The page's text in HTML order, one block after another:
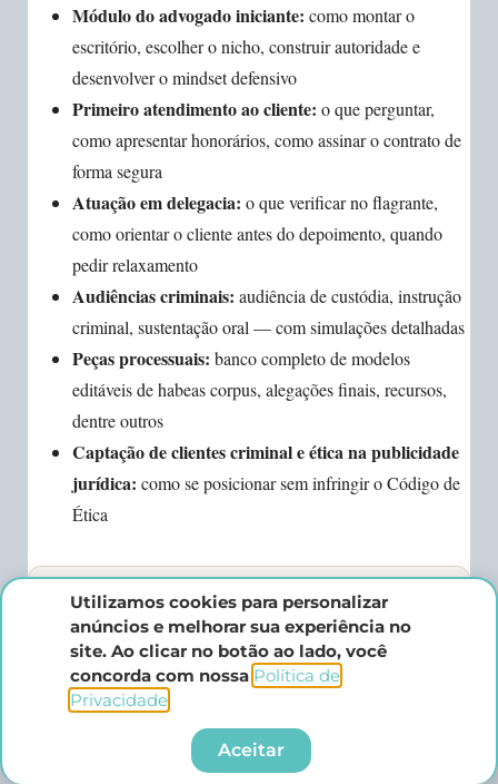
Módulo do advogado iniciante: como montar o
escritório, escolher o nicho, construir autoridade e
desenvolver o mindset defensivo
Primeiro atendimento ao cliente: o que perguntar,
como apresentar honorários, como assinar o contrato de
forma segura
Atuação em delegacia: o que verificar no flagrante,
como orientar o cliente antes do depoimento, quando
pedir relaxamento
Audiências criminais: audiência de custódia, instrução
criminal, sustentação oral — com simulações detalhadas
Peças processuais: banco completo de modelos
editáveis de habeas corpus, alegações finais, recursos,
dentre outros
Captação de clientes criminal e ética na publicidade
jurídica: como se posicionar sem infringir o Código de
Ética
📩 Quer mais conteúdo sobre como
começar na advocacia criminal?
Cadastre seu e-mail e receba jurisprudência atualizada, dicas
práticas e estratégias de carreira direto na sua caixa de
entrada.
Utilizamos cookies para personalizar
anúncios e melhorar sua experiência no
site. Ao clicar no botão ao lado, você
concorda com nossa Política de
Privacidade.​
Aceitar